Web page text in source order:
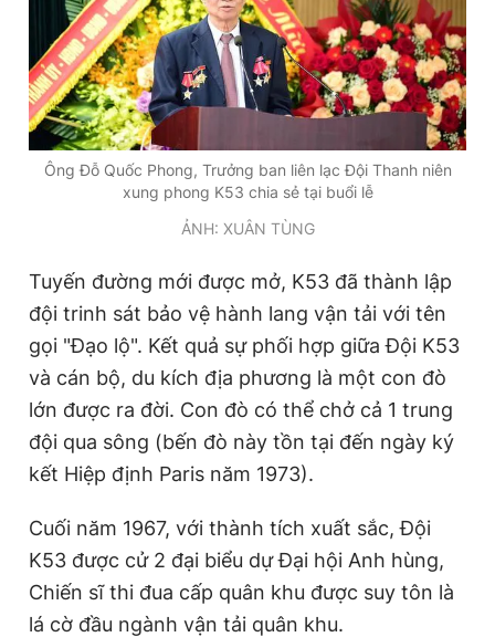
Ông Đỗ Quốc Phong, Trưởng ban liên lạc Đội Thanh niên
xung phong K53 chia sẻ tại buổi lễ
ẢNH: XUÂN TÙNG
Tuyến đường mới được mở, K53 đã thành lập
đội trinh sát bảo vệ hành lang vận tải với tên
gọi "Đạo lộ". Kết quả sự phối hợp giữa Đội K53
và cán bộ, du kích địa phương là một con đò
lớn được ra đời. Con đò có thể chở cả 1 trung
đội qua sông (bến đò này tồn tại đến ngày ký
kết Hiệp định Paris năm 1973).
Cuối năm 1967, với thành tích xuất sắc, Đội
K53 được cử 2 đại biểu dự Đại hội Anh hùng,
Chiến sĩ thi đua cấp quân khu được suy tôn là
lá cờ đầu ngành vận tải quân khu.